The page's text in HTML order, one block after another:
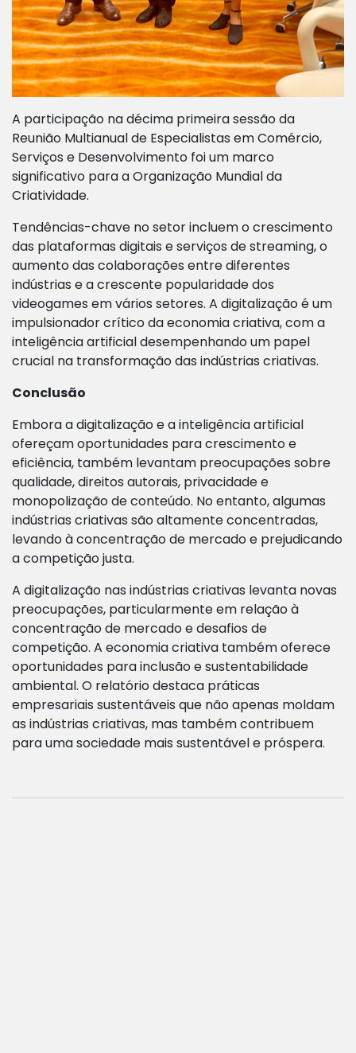
A participação na décima primeira sessão da
Reunião Multianual de Especialistas em Comércio,
Serviços e Desenvolvimento foi um marco
significativo para a Organização Mundial da
Criatividade.
Tendências-chave no setor incluem o crescimento
das plataformas digitais e serviços de streaming, o
aumento das colaborações entre diferentes
indústrias e a crescente popularidade dos
videogames em vários setores. A digitalização é um
impulsionador crítico da economia criativa, com a
inteligência artificial desempenhando um papel
crucial na transformação das indústrias criativas.
Conclusão
Embora a digitalização e a inteligência artificial
ofereçam oportunidades para crescimento e
eficiência, também levantam preocupações sobre
qualidade, direitos autorais, privacidade e
monopolização de conteúdo. No entanto, algumas
indústrias criativas são altamente concentradas,
levando à concentração de mercado e prejudicando
a competição justa.
A digitalização nas indústrias criativas levanta novas
preocupações, particularmente em relação à
concentração de mercado e desafios de
competição. A economia criativa também oferece
oportunidades para inclusão e sustentabilidade
ambiental. O relatório destaca práticas
empresariais sustentáveis que não apenas moldam
as indústrias criativas, mas também contribuem
para uma sociedade mais sustentável e próspera.